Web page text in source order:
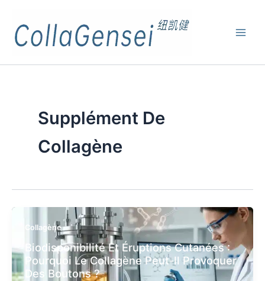
Supplément De
Collagène
Collagène
Biodisponibilité Et Éruptions Cutanées :
Pourquoi Le Collagène Peut-Il Provoquer
Des Boutons ?